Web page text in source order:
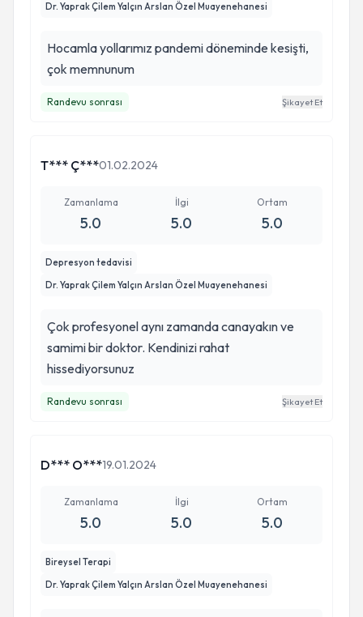
Dr. Yaprak Çilem Yalçın Arslan Özel Muayenehanesi
Hocamla yollarımız pandemi döneminde kesişti,
çok memnunum
Randevu sonrası Şikayet Et
T*** Ç***01.02.2024
Zamanlama
5.0
İlgi
5.0
Ortam
5.0
Depresyon tedavisi
Dr. Yaprak Çilem Yalçın Arslan Özel Muayenehanesi
Çok profesyonel aynı zamanda canayakın ve
samimi bir doktor. Kendinizi rahat
hissediyorsunuz
Randevu sonrası Şikayet Et
D*** O***19.01.2024
Zamanlama
5.0
İlgi
5.0
Ortam
5.0
Bireysel Terapi
Dr. Yaprak Çilem Yalçın Arslan Özel Muayenehanesi